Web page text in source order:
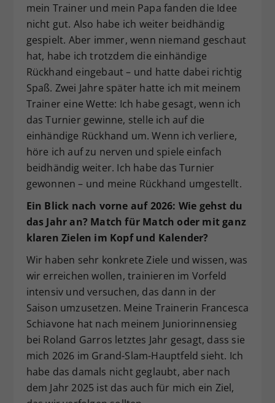
mein Trainer und mein Papa fanden die Idee
nicht gut. Also habe ich weiter beidhändig
gespielt. Aber immer, wenn niemand geschaut
hat, habe ich trotzdem die einhändige
Rückhand eingebaut – und hatte dabei richtig
Spaß. Zwei Jahre später hatte ich mit meinem
Trainer eine Wette: Ich habe gesagt, wenn ich
das Turnier gewinne, stelle ich auf die
einhändige Rückhand um. Wenn ich verliere,
höre ich auf zu nerven und spiele einfach
beidhändig weiter. Ich habe das Turnier
gewonnen – und meine Rückhand umgestellt.
Ein Blick nach vorne auf 2026: Wie gehst du
das Jahr an? Match für Match oder mit ganz
klaren Zielen im Kopf und Kalender?
Wir haben sehr konkrete Ziele und wissen, was
wir erreichen wollen, trainieren im Vorfeld
intensiv und versuchen, das dann in der
Saison umzusetzen. Meine Trainerin Francesca
Schiavone hat nach meinem Juniorinnensieg
bei Roland Garros letztes Jahr gesagt, dass sie
mich 2026 im Grand-Slam-Hauptfeld sieht. Ich
habe das damals nicht geglaubt, aber nach
dem Jahr 2025 ist das auch für mich ein Ziel,